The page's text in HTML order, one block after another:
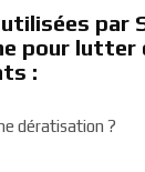
par
pour lutter
:
dératisation ?